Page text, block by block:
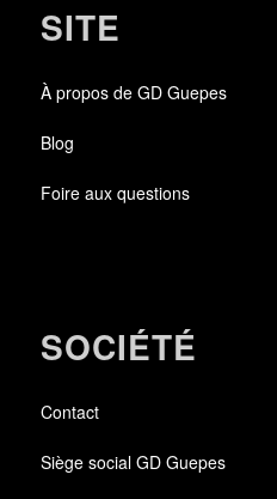
SITE
À propos de GD Guepes
Blog
Foire aux questions
SOCIÉTÉ
Contact
Siège social GD Guepes